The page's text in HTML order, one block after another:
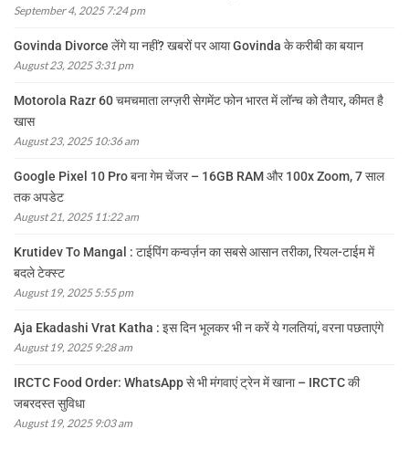
September 4, 2025 7:24 pm
Govinda Divorce लेंगे या नहीं? खबरों पर आया Govinda के करीबी का बयान
August 23, 2025 3:31 pm
Motorola Razr 60 चमचमाता लग्ज़री सेगमेंट फोन भारत में लॉन्च को तैयार, कीमत है
खास
August 23, 2025 10:36 am
Google Pixel 10 Pro बना गेम चेंजर – 16GB RAM और 100x Zoom, 7 साल
तक अपडेट
August 21, 2025 11:22 am
Krutidev To Mangal : टाईपिंग कन्वर्ज़न का सबसे आसान तरीका, रियल-टाईम में
बदले टेक्स्ट
August 19, 2025 5:55 pm
Aja Ekadashi Vrat Katha : इस दिन भूलकर भी न करें ये गलतियां, वरना पछताएंगे
August 19, 2025 9:28 am
IRCTC Food Order: WhatsApp से भी मंगवाएं ट्रेन में खाना – IRCTC की
जबरदस्त सुविधा
August 19, 2025 9:03 am